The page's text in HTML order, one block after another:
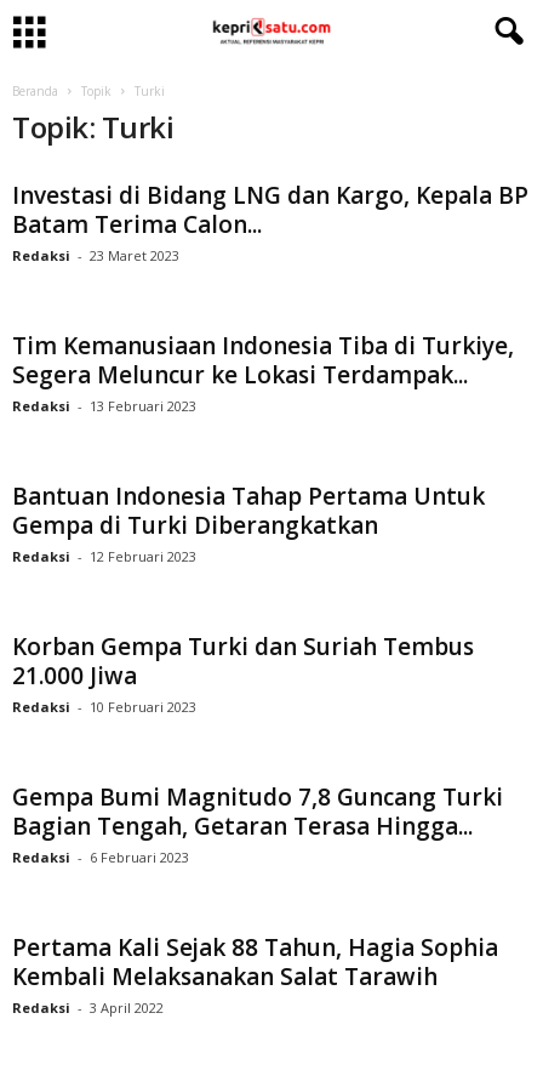
Beranda Topik Turki
Topik: Turki
Investasi di Bidang LNG dan Kargo, Kepala BP
Batam Terima Calon...
Redaksi - 23 Maret 2023
Tim Kemanusiaan Indonesia Tiba di Turkiye,
Segera Meluncur ke Lokasi Terdampak...
Redaksi - 13 Februari 2023
Bantuan Indonesia Tahap Pertama Untuk
Gempa di Turki Diberangkatkan
Redaksi - 12 Februari 2023
Korban Gempa Turki dan Suriah Tembus
21.000 Jiwa
Redaksi - 10 Februari 2023
Gempa Bumi Magnitudo 7,8 Guncang Turki
Bagian Tengah, Getaran Terasa Hingga...
Redaksi - 6 Februari 2023
Pertama Kali Sejak 88 Tahun, Hagia Sophia
Kembali Melaksanakan Salat Tarawih
Redaksi - 3 April 2022